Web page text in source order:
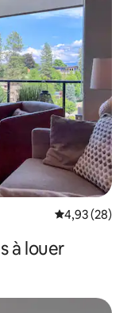
Note
4,93 (28)
à louer